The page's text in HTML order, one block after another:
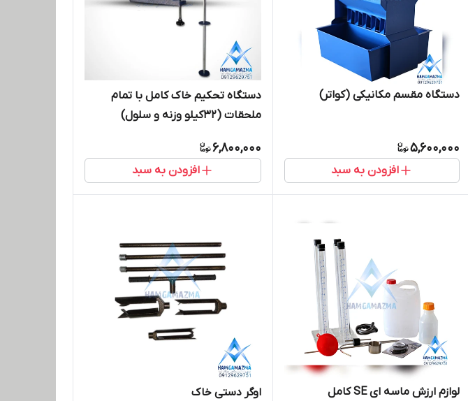
دستگاه مقسم مکانیکی (کواتر)
5,600,000
افزودن به سبد
دستگاه تحکیم خاک کامل با تمام
ملحقات (32کیلو وزنه و سلول)
6,800,000
افزودن به سبد
لوازم ارزش ماسه ای SE کامل اوگر دستی خاک